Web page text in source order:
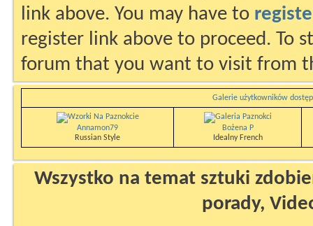
link above. You may have to
register link above to proceed. To
forum that you want to visit from
Galerie użytkowników
Annamon79
Russian Style
Bożena P
Idealny French
Wszystko na temat sztuki
porady,